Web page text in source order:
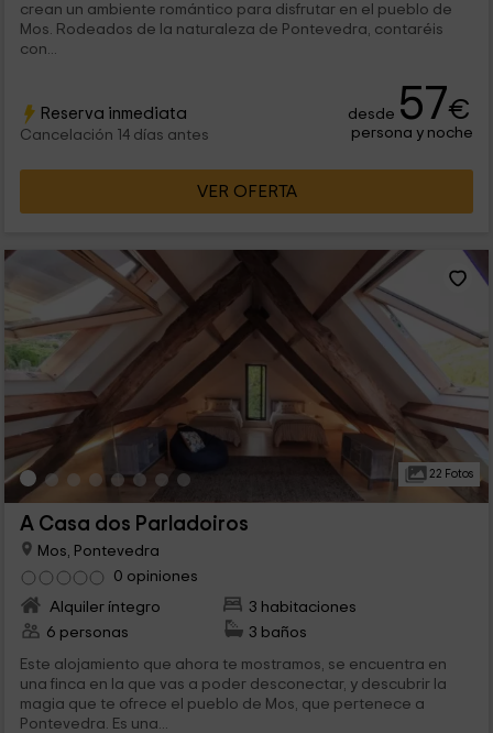
crean un ambiente romántico para disfrutar en el pueblo de
Mos. Rodeados de la naturaleza de Pontevedra, contaréis
con...
Reserva inmediata
Cancelación 14 días antes
desde 57€
persona y noche
VER OFERTA
22 Fotos
A Casa dos Parladoiros
Mos, Pontevedra
0 opiniones
Alquiler íntegro
3 habitaciones
6 personas
3 baños
Este alojamiento que ahora te mostramos, se encuentra en
una finca en la que vas a poder desconectar, y descubrir la
magia que te ofrece el pueblo de Mos, que pertenece a
Pontevedra. Es una...